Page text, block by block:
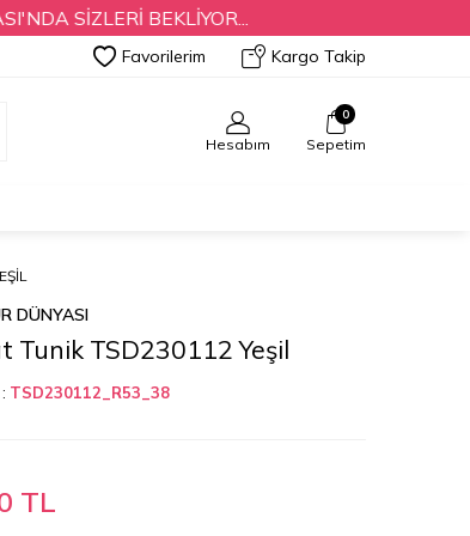
BEKLİYOR...
Favorilerim Kargo Takip
Hesabım
0
Sepetim
DÜNYASI
Tunik TSD230112 Yeşil
TSD230112_R53_38
TL